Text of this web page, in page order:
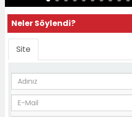
Neler Söylendi?
Site